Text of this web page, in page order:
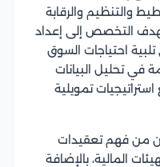
والتنظيم والرقابة
يهدف التخصص إلى إعداد
احتياجات السوق
في تحليل البيانات
استراتيجيات تمويلية
من فهم تعقيدات
المالية، بالإضافة